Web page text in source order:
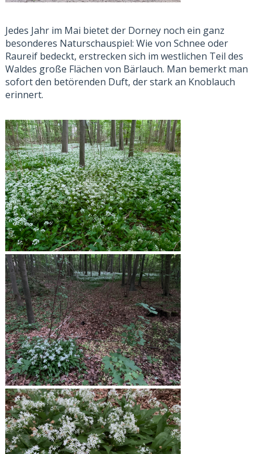
Jedes Jahr im Mai bietet der Dorney noch ein ganz
besonderes Naturschauspiel: Wie von Schnee oder
Raureif bedeckt, erstrecken sich im westlichen Teil des
Waldes große Flächen von Bärlauch. Man bemerkt man
sofort den betörenden Duft, der stark an Knoblauch
erinnert.